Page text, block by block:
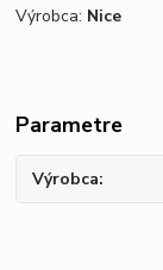
Výrobca: Nice
Parametre
Výrobca